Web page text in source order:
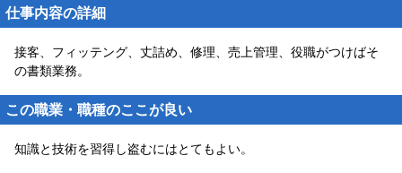
仕事内容の詳細
接客、フィッテング、丈詰め、修理、売上管理、役職がつけばそ
の書類業務。
この職業・職種のここが良い
知識と技術を習得し盗むにはとてもよい。